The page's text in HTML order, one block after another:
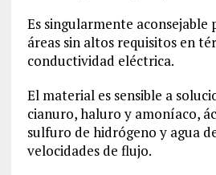
Es singularmente aconsejable
áreas sin altos requisitos en
conductividad eléctrica.
El material es sensible a
cianuro, haluro y amoníaco,
sulfuro de hidrógeno y agua
velocidades de flujo.